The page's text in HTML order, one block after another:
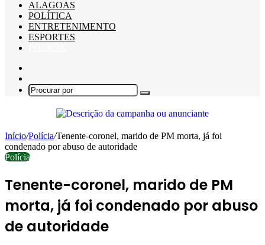
ALAGOAS
POLÍTICA
ENTRETENIMENTO
ESPORTES
skin
Procurar
Início/Polícia/Tenente-coronel, marido de PM morta, já foi
condenado por abuso de autoridade
Polícia
Tenente-coronel, marido de PM
morta, já foi condenado por abuso
de autoridade